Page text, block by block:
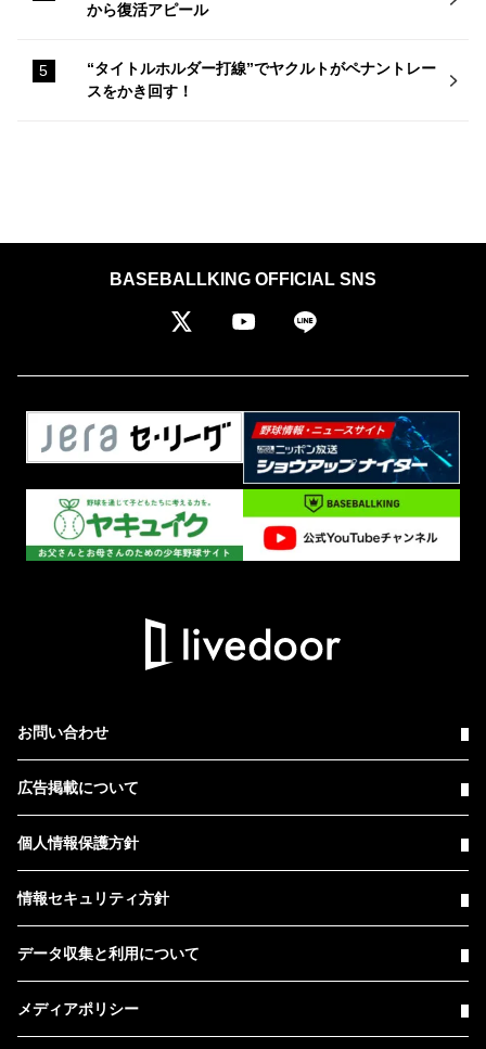
から復活アピール
“タイトルホルダー打線”でヤクルトがペナントレー
スをかき回す！
BASEBALLKING OFFICIAL SNS
お問い合わせ
広告掲載について
個人情報保護方針
情報セキュリティ方針
データ収集と利用について
メディアポリシー